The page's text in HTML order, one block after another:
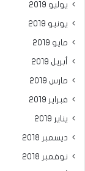
يوليو 2019
يونيو 2019
مايو 2019
أبريل 2019
مارس 2019
فبراير 2019
يناير 2019
ديسمبر 2018
نوفمبر 2018